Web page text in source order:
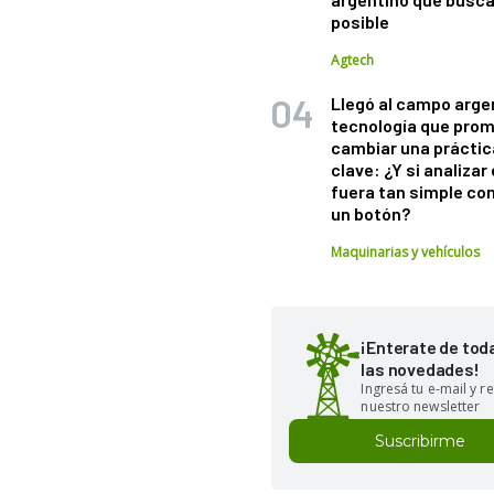
posible
Agtech
Llegó al campo
tecnología que
cambiar una
clave: ¿Y si analizar
fuera tan simple
un botón?
Maquinarias y vehículos
¡Enterate de
las novedades!
Ingresá tu e-mail y
nuestro newsletter
Suscribirme